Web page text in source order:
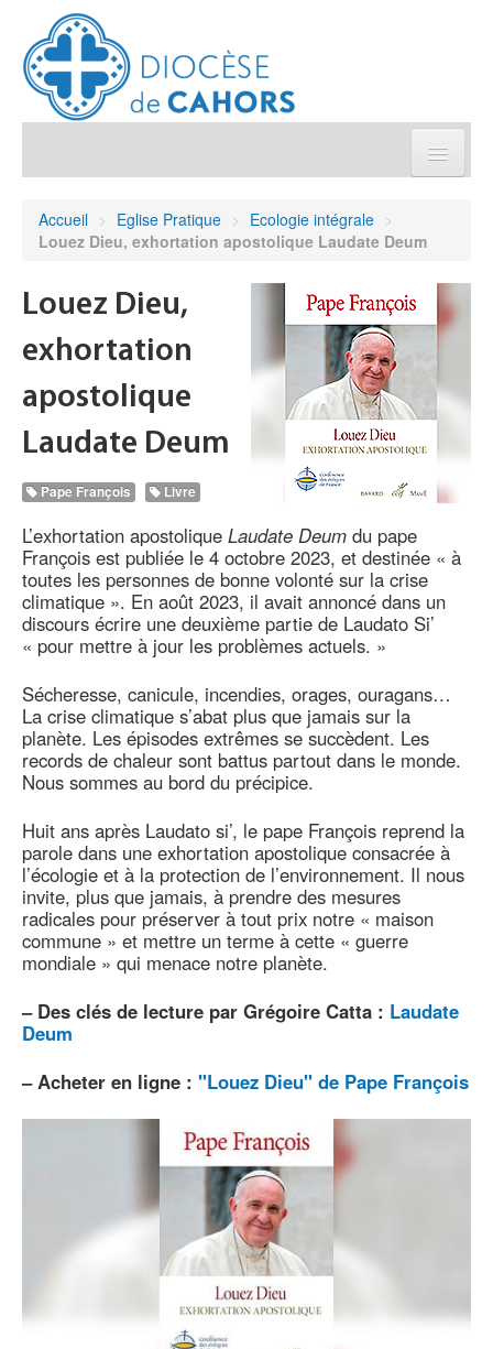
Sanctuaires & Pélerinages
Je donne
Annuaire/Contact
Accueil > Eglise Pratique > Ecologie intégrale >
Louez Dieu, exhortation apostolique Laudate Deum
Louez Dieu,
exhortation
apostolique
Laudate Deum
Pape François Livre
L’exhortation apostolique Laudate Deum du pape
François est publiée le 4 octobre 2023, et destinée « à
toutes les personnes de bonne volonté sur la crise
climatique ». En août 2023, il avait annoncé dans un
discours écrire une deuxième partie de Laudato Si’
« pour mettre à jour les problèmes actuels. »
Sécheresse, canicule, incendies, orages, ouragans…
La crise climatique s’abat plus que jamais sur la
planète. Les épisodes extrêmes se succèdent. Les
records de chaleur sont battus partout dans le monde.
Nous sommes au bord du précipice.
Huit ans après Laudato si’, le pape François reprend la
parole dans une exhortation apostolique consacrée à
l’écologie et à la protection de l’environnement. Il nous
invite, plus que jamais, à prendre des mesures
radicales pour préserver à tout prix notre « maison
commune » et mettre un terme à cette « guerre
mondiale » qui menace notre planète.
– Des clés de lecture par Grégoire Catta : Laudate
Deum
– Acheter en ligne : "Louez Dieu" de Pape François